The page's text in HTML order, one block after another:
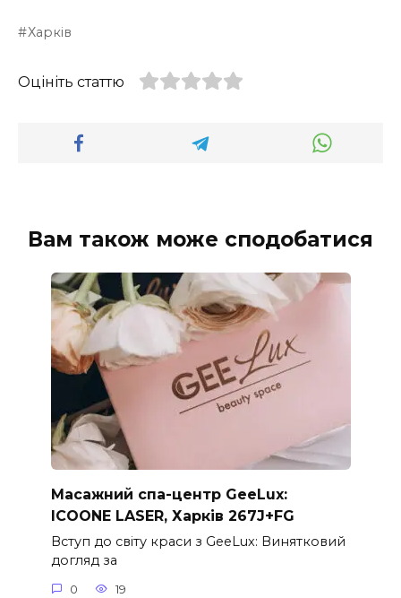
Харків
Оцініть статтю
Вам також може сподобатися
Масажний спа-центр GeeLux:
ICOONE LASER, Харків 267J+FG
Вступ до світу краси з GeeLux: Винятковий
догляд за
0 19